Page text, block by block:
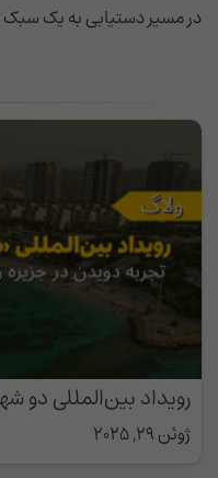
در مسیر دستیابی به یک سبک
رویداد بین‌المللی دو
ژوئن 29, 2025